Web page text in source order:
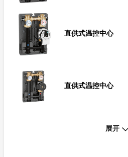
直供式温控中心
直供式温控中心
展开